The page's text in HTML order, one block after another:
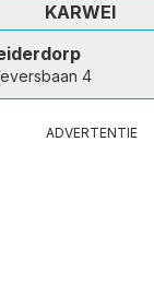
KARWEI
4
ADVERTENTIE